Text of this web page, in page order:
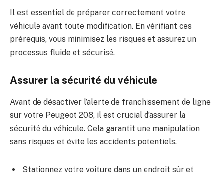
Il est essentiel de préparer correctement votre
véhicule avant toute modification. En vérifiant ces
prérequis, vous minimisez les risques et assurez un
processus fluide et sécurisé.
Assurer la sécurité du véhicule
Avant de désactiver l’alerte de franchissement de ligne
sur votre Peugeot 208, il est crucial d’assurer la
sécurité du véhicule. Cela garantit une manipulation
sans risques et évite les accidents potentiels.
Stationnez votre voiture dans un endroit sûr et